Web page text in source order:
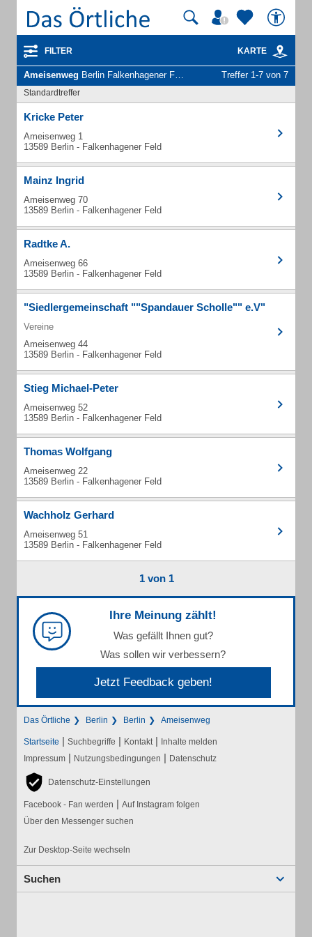
FILTER KARTE
Ameisenweg Berlin Falkenhagener Feld - Unternehmen und Personen Treffer 1-7 von 7
Standardtreffer
Kricke Peter
Ameisenweg 1
13589 Berlin - Falkenhagener Feld
Mainz Ingrid
Ameisenweg 70
13589 Berlin - Falkenhagener Feld
Radtke A.
Ameisenweg 66
13589 Berlin - Falkenhagener Feld
"Siedlergemeinschaft ""Spandauer Scholle"" e.V"
Vereine
Ameisenweg 44
13589 Berlin - Falkenhagener Feld
Stieg Michael-Peter
Ameisenweg 52
13589 Berlin - Falkenhagener Feld
Thomas Wolfgang
Ameisenweg 22
13589 Berlin - Falkenhagener Feld
Wachholz Gerhard
Ameisenweg 51
13589 Berlin - Falkenhagener Feld
1 von 1
Ihre Meinung zählt!
Was gefällt Ihnen gut?
Was sollen wir verbessern?
Jetzt Feedback geben!
Das Örtliche Berlin Berlin Ameisenweg
Startseite | Suchbegriffe | Kontakt | Inhalte melden
Impressum | Nutzungsbedingungen | Datenschutz
Datenschutz-Einstellungen
Facebook - Fan werden | Auf Instagram folgen
Über den Messenger suchen
Zur Desktop-Seite wechseln
Suchen